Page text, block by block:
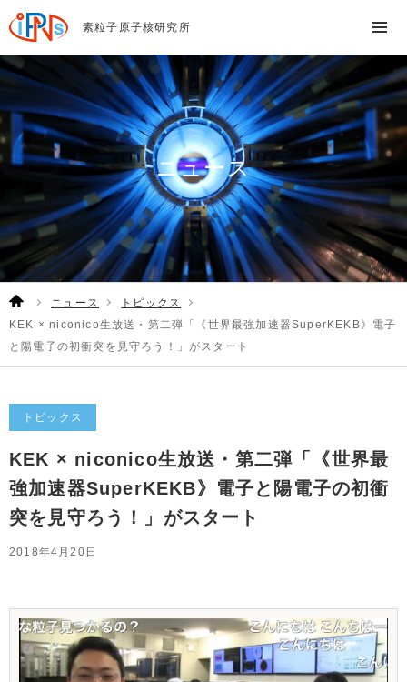
素粒子原子核研究所
ニュース
ニュース
トピックス
KEK × niconico生放送・第二弾「《世界最強加速器SuperKEKB》電子
と陽電子の初衝突を見守ろう！」がスタート
トピックス
KEK × niconico生放送・第二弾「《世界最
強加速器SuperKEKB》電子と陽電子の初衝
突を見守ろう！」がスタート
2018年4月20日